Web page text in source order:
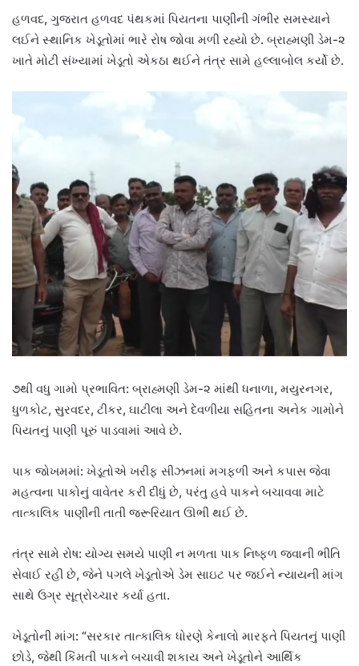
હળવદ, ગુજરાત હળવદ પંથકમાં પિયતના પાણીની ગંભીર સમસ્યાને
લઈને સ્થાનિક ખેડૂતોમાં ભારે રોષ જોવા મળી રહ્યો છે. બ્રાહ્મણી ડેમ-૨
ખાતે મોટી સંખ્યામાં ખેડૂતો એકઠા થઈને તંત્ર સામે હલ્લાબોલ કર્યો છે.
૭થી વધુ ગામો પ્રભાવિત: બ્રાહ્મણી ડેમ-૨ માંથી ધનાળા, મયુરનગર,
ધુળકોટ, સુરવદર, ટીકર, ઘાટીલા અને દેવળીયા સહિતના અનેક ગામોને
પિયતનું પાણી પૂરું પાડવામાં આવે છે.
પાક જોખમમાં: ખેડૂતોએ ખરીફ સીઝનમાં મગફળી અને કપાસ જેવા
મહત્વના પાકોનું વાવેતર કરી દીધું છે, પરંતુ હવે પાકને બચાવવા માટે
તાત્કાલિક પાણીની તાતી જરૂરિયાત ઊભી થઈ છે.
તંત્ર સામે રોષ: યોગ્ય સમયે પાણી ન મળતા પાક નિષ્ફળ જવાની ભીતિ
સેવાઈ રહી છે, જેને પગલે ખેડૂતોએ ડેમ સાઇટ પર જઈને ન્યાયની માંગ
સાથે ઉગ્ર સૂત્રોચ્ચાર કર્યા હતા.
ખેડૂતોની માંગ: “સરકાર તાત્કાલિક ધોરણે કેનાલો મારફતે પિયતનું પાણી
છોડે, જેથી કિંમતી પાકને બચાવી શકાય અને ખેડૂતોને આર્થિક